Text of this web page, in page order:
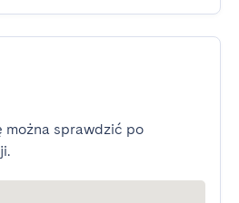
można sprawdzić po